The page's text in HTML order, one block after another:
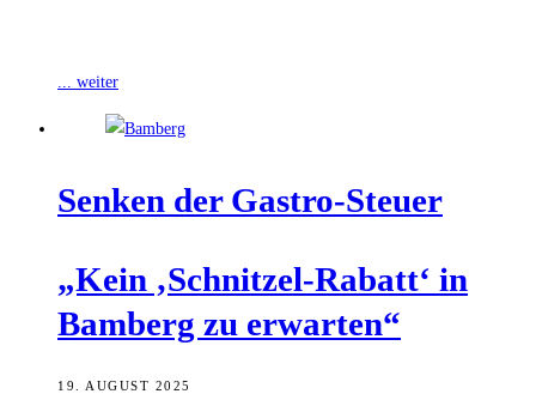
... weiter
Sen­ken der Gastro-Steuer
„Kein ‚Schnit­zel-Rabatt‘ in
Bam­berg zu erwarten“
19. AUGUST 2025